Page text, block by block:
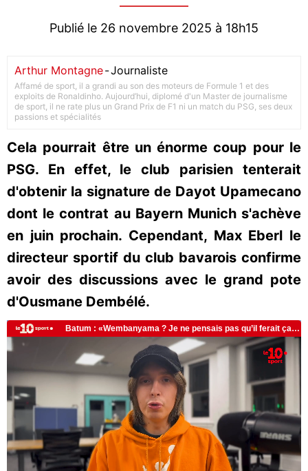
Publié le 26 novembre 2025 à 18h15
Arthur Montagne-Journaliste
Affamé de sport, il a grandi au son des moteurs de Formule 1 et des
exploits de Ronaldinho. Aujourd’hui, diplomé d'un Master de journalisme
de sport, il ne rate plus un Grand Prix de F1 ni un match du PSG, ses deux
passions et spécialités
Cela pourrait être un énorme coup pour le
PSG. En effet, le club parisien tenterait
d'obtenir la signature de Dayot Upamecano
dont le contrat au Bayern Munich s'achève
en juin prochain. Cependant, Max Eberl le
directeur sportif du club bavarois confirme
avoir des discussions avec le grand pote
d'Ousmane Dembélé.